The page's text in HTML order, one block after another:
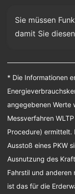
Sie müssen
damit Sie
* Die Informationen
angegebenen Werte
Messverfahren
Procedure)
Ausstoß eines PKW
Ausnutzung des
Fahrstil und
ist das für die